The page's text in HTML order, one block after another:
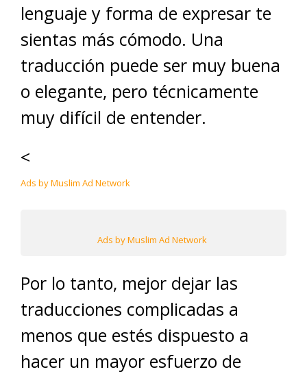
lenguaje y forma de expresar te
sientas más cómodo. Una
traducción puede ser muy buena
o elegante, pero técnicamente
muy difícil de entender.
<
Ads by Muslim Ad Network
Ads by Muslim Ad Network
Por lo tanto, mejor dejar las
traducciones complicadas a
menos que estés dispuesto a
hacer un mayor esfuerzo de